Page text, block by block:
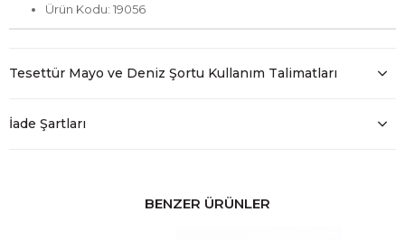
Ürün Kodu: 19056
Tesettür Mayo ve Deniz Şortu Kullanım Talimatları
İade Şartları
BENZER ÜRÜNLER